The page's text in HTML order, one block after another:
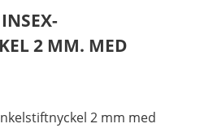
2 MM. MED
2 mm med